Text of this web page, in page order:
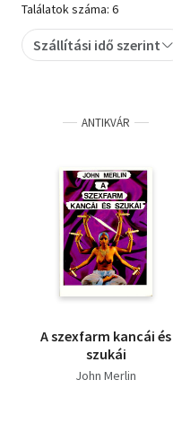
Művészet
Szakkönyv
Tankönyv, segédkönyv
Természettudomány
Történelem
Találatok száma: 6
Szállítási idő szerint
ANTIKVÁR
A szexfarm kancái és
szukái
John Merlin